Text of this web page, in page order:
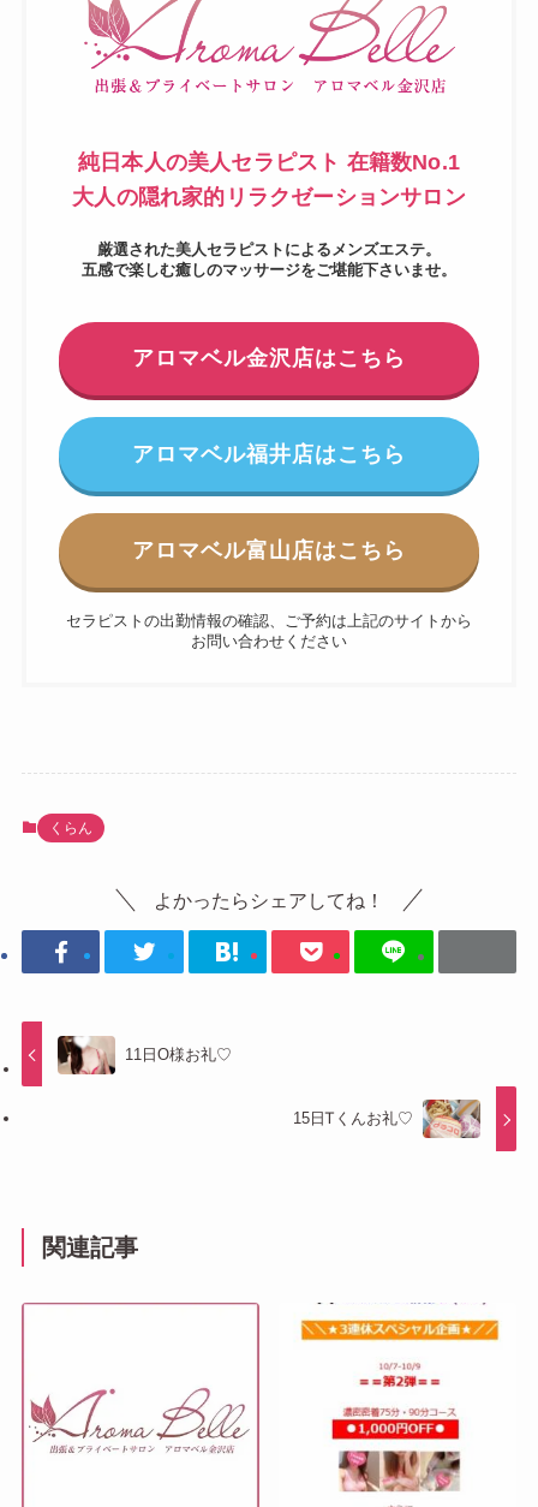
純日本人の美人セラピスト 在籍数No.1
大人の隠れ家的リラクゼーションサロン
厳選された美人セラピストによるメンズエステ。
五感で楽しむ癒しのマッサージをご堪能下さいませ。
アロマベル金沢店はこちら
アロマベル福井店はこちら
アロマベル富山 店はこちら
セラピストの出勤情報の確認、ご予約は上記のサイトから
お問い合わせください
くらん
よかったらシェアしてね！
11日O様お礼♡
15日Ꭲくんお礼♡
関連記事